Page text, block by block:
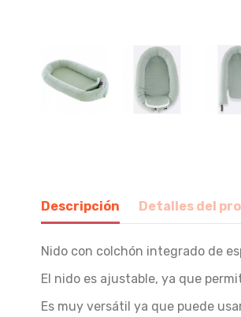
Descripción Detalles del
Nido con colchón integrado de
El nido es ajustable, ya que
Es muy versátil ya que puede